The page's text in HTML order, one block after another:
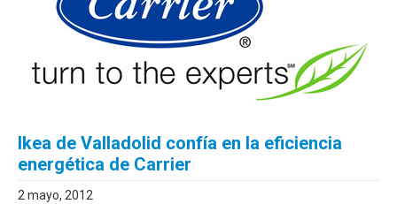
Ikea de Valladolid confía en la eficiencia
energética de Carrier
2 mayo, 2012